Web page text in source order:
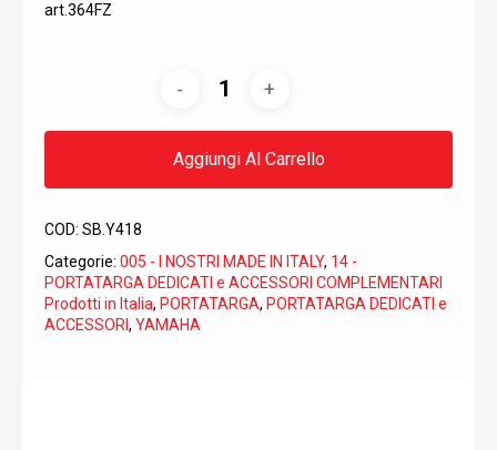
art.364FZ
Aggiungi Al Carrello
COD: SB.Y418
Categorie: 005 - I NOSTRI MADE IN ITALY, 14 -
PORTATARGA DEDICATI e ACCESSORI COMPLEMENTARI
Prodotti in Italia, PORTATARGA, PORTATARGA DEDICATI e
ACCESSORI , YAMAHA